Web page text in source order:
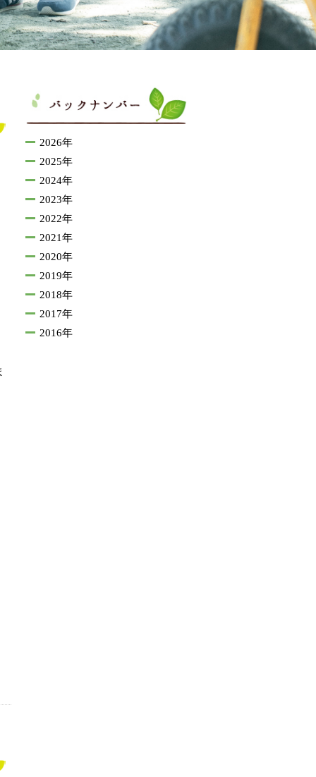
2026年
2025年
2024年
2023年
2022年
2021年
2020年
2019年
2018年
2017年
2016年